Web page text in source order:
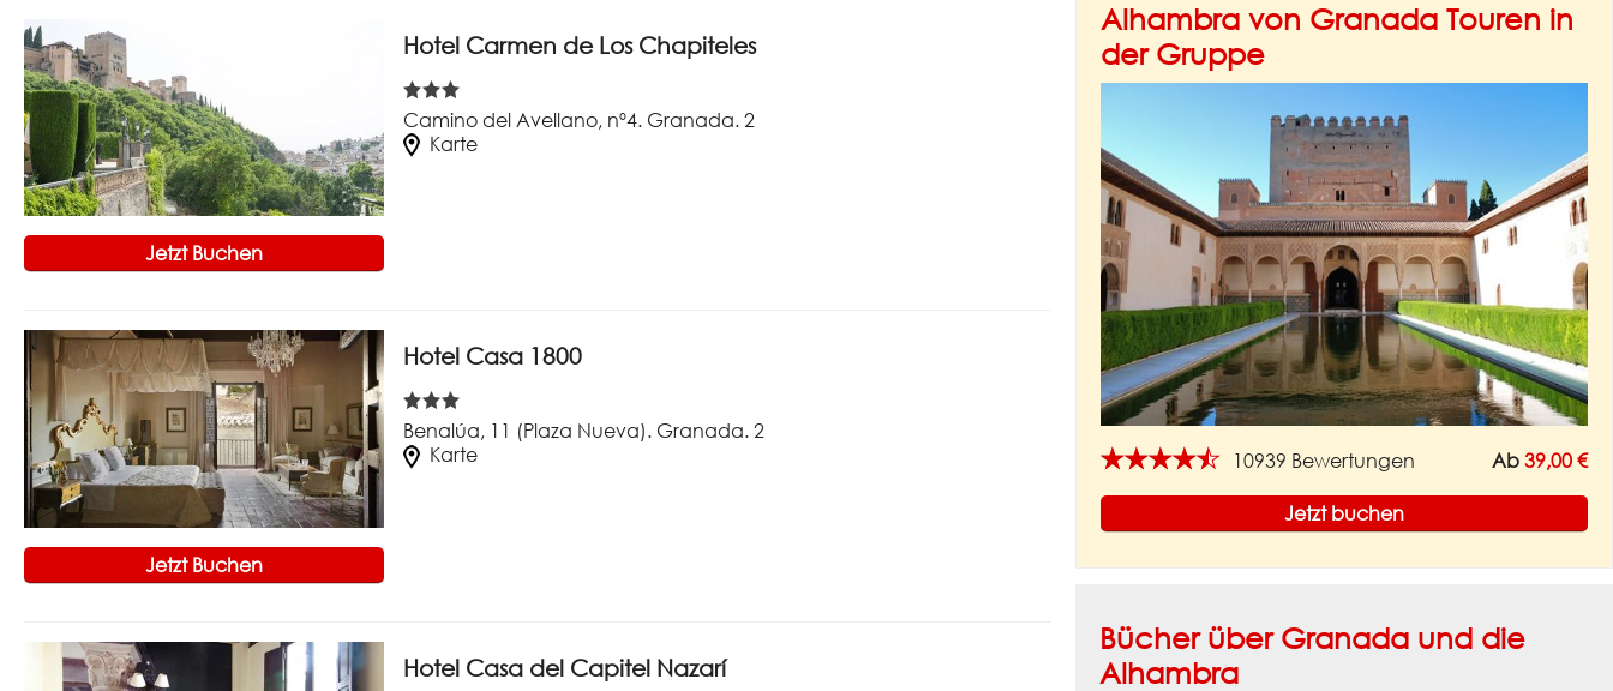
Hotel Carmen de Los Chapiteles
Camino del Avellano, nº4. Granada. 2
Karte
Jetzt Buchen
Hotel Casa 1800
Benalúa, 11 (Plaza Nueva). Granada. 2
Karte
Jetzt Buchen
Hotel Casa del Capitel Nazarí
Alhambra von Granada Touren in
der Gruppe
★★★★★ 10939 Bewertungen Ab 39,00 €
Jetzt buchen
Bücher über Granada und die
Alhambra